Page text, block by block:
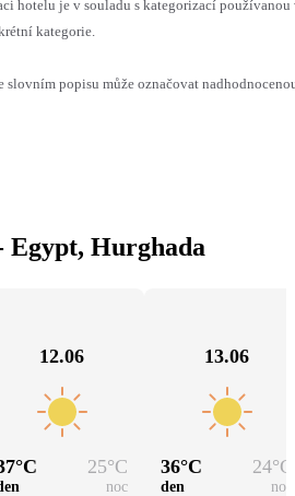
hotelu je v souladu s kategorizací používanou
kategorie.
popisu může označovat
Egypt, Hurghada
12.06
°C 25°C
noc
13.06
36°C 24°C
den noc